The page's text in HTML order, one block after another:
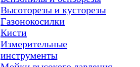
Высоторезы и кусторезы
Газонокосилки
Кисти
Измерительные
инструменты